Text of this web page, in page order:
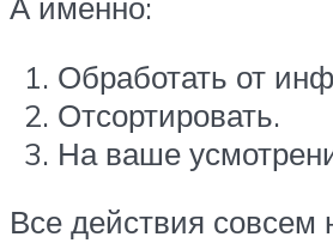
Обработать от
Отсортировать.
На ваше
Все действия совсем